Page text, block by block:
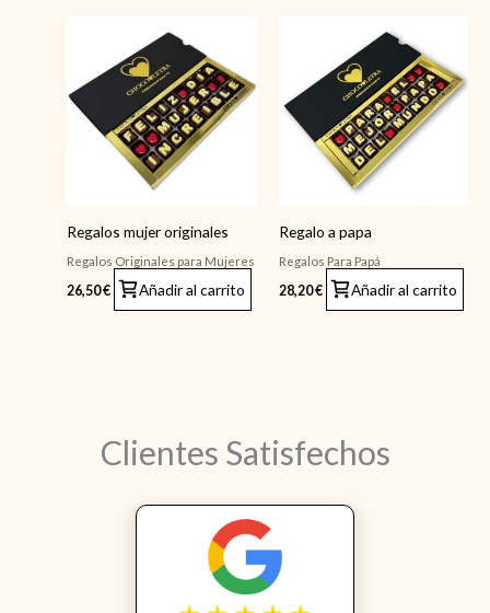
Regalos mujer originales
Regalos Originales para Mujeres
26,50€ Añadir al carrito
Regalo a papa
Regalos Para Papá
28,20€ Añadir al carrito
Clientes Satisfechos